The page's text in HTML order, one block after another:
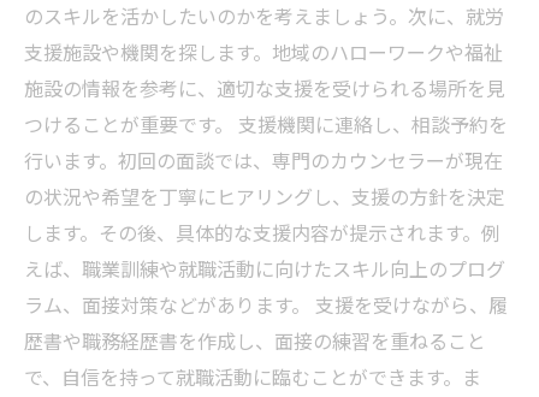
のスキルを活かしたいのかを考えましょう。次に、就労
支援施設や機関を探します。地域のハローワークや福祉
施設の情報を参考に、適切な支援を受けられる場所を見
つけることが重要です。 支援機関に連絡し、相談予約を
行います。初回の面談では、専門のカウンセラーが現在
の状況や希望を丁寧にヒアリングし、支援の方針を決定
します。その後、具体的な支援内容が提示されます。例
えば、職業訓練や就職活動に向けたスキル向上のプログ
ラム、面接対策などがあります。 支援を受けながら、履
歴書や職務経歴書を作成し、面接の練習を重ねること
で、自信を持って就職活動に臨むことができます。ま